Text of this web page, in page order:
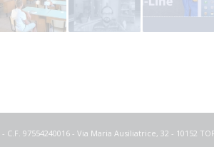
- C.F. 97554240016 - Via Maria Ausiliatrice, 32 - 10152